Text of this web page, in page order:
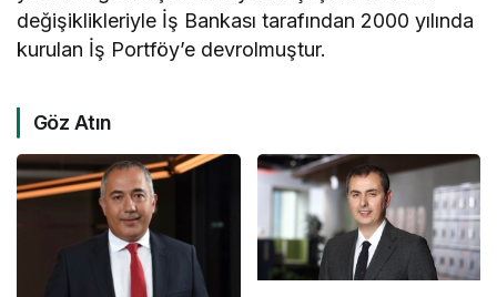
değişiklikleriyle İş Bankası tarafından 2000 yılında
kurulan İş Portföy’e devrolmuştur.
Göz Atın